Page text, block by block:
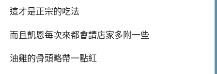
這才是正宗的吃法
而且凱恩每次來都會請店家多附一些
油雞的骨頭略帶一點紅